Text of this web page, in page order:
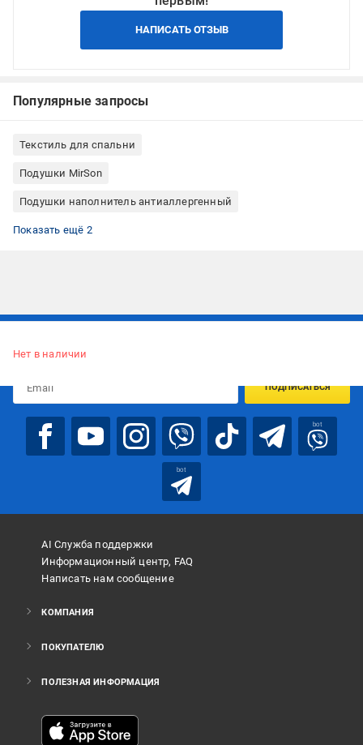
НАПИСАТЬ ОТЗЫВ
Популярные запросы
Текстиль для спальни
Подушки MirSon
Подушки наполнитель антиаллергенный
Классическая подушка
Подушки квадратные
Показать ещё 2
Нет в наличии
ПОДПИСАТЬСЯ
bot
bot
AI Служба поддержки
Информационный центр, FAQ
Написать нам сообщение
КОМПАНИЯ
ПОКУПАТЕЛЮ
ПОЛЕЗНАЯ ИНФОРМАЦИЯ